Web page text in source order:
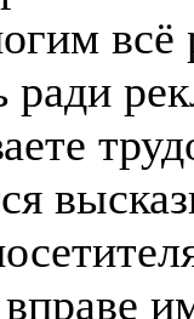
всё
ради